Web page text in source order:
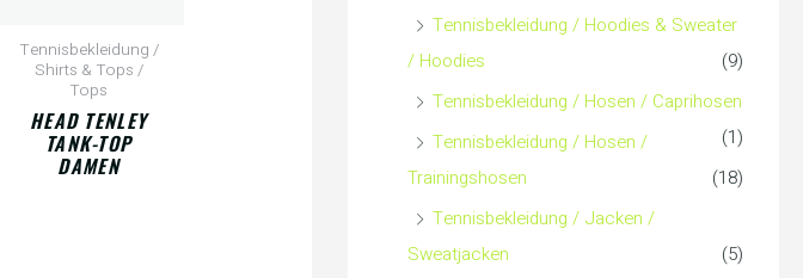
Tennisbekleidung /
Shirts & Tops /
Tops
HEAD TENLEY
TANK-TOP
DAMEN
Tennisbekleidung / Hoodies & Sweater
/ Hoodies
(9)
Tennisbekleidung / Hosen / Caprihosen
(1)
Tennisbekleidung / Hosen /
Trainingshosen
(18)
Tennisbekleidung / Jacken /
Sweatjacken
(5)